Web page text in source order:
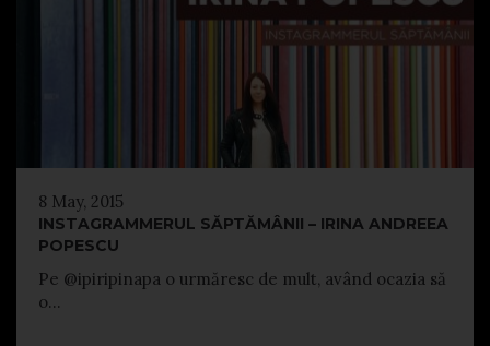
8 May, 2015
INSTAGRAMMERUL SĂPTĂMÂNII – IRINA ANDREEA
POPESCU
Pe @ipiripinapa o urmăresc de mult, având ocazia să
o...